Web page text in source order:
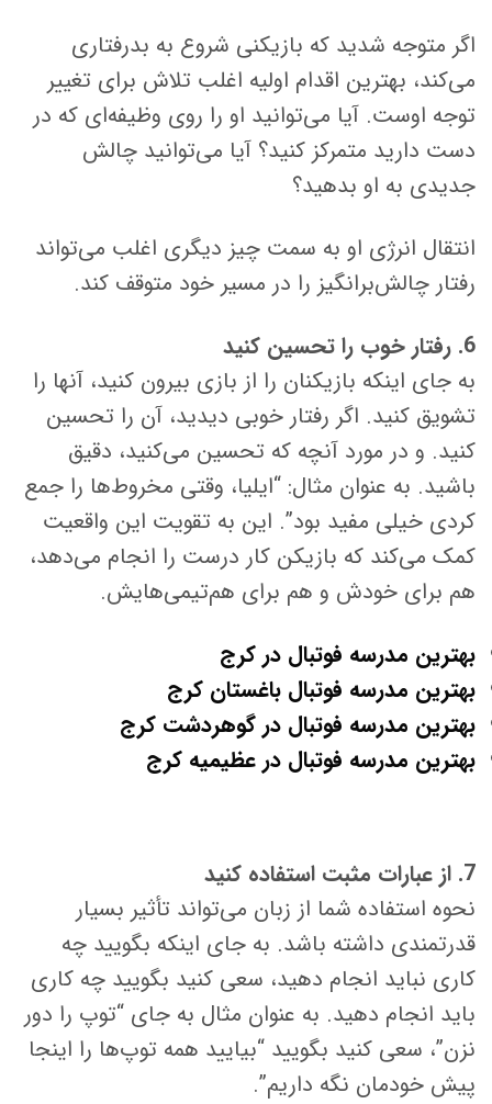
اگر متوجه شدید که بازیکنی شروع به بدرفتاری
می‌کند، بهترین اقدام اولیه اغلب تلاش برای تغییر
توجه اوست. آیا می‌توانید او را روی وظیفه‌ای که در
دست دارید متمرکز کنید؟ آیا می‌توانید چالش
جدیدی به او بدهید؟
انتقال انرژی او به سمت چیز دیگری اغلب می‌تواند
رفتار چالش‌برانگیز را در مسیر خود متوقف کند.
6. رفتار خوب را تحسین کنید
به جای اینکه بازیکنان را از بازی بیرون کنید، آنها را
تشویق کنید. اگر رفتار خوبی دیدید، آن را تحسین
کنید. و در مورد آنچه که تحسین می‌کنید، دقیق
باشید. به عنوان مثال: “ایلیا، وقتی مخروط‌ها را جمع
کردی خیلی مفید بود”. این به تقویت این واقعیت
کمک می‌کند که بازیکن کار درست را انجام می‌دهد،
هم برای خودش و هم برای هم‌تیمی‌هایش.
بهترین مدرسه فوتبال در کرج
بهترین مدرسه فوتبال باغستان کرج
بهترین مدرسه فوتبال در گوهردشت کرج
بهترین مدرسه فوتبال در عظیمیه کرج
7. از عبارات مثبت استفاده کنید
نحوه استفاده شما از زبان می‌تواند تأثیر بسیار
قدرتمندی داشته باشد. به جای اینکه بگویید چه
کاری نباید انجام دهید، سعی کنید بگویید چه کاری
باید انجام دهید. به عنوان مثال به جای “توپ را دور
نزن”، سعی کنید بگویید “بیایید همه توپ‌ها را اینجا
پیش خودمان نگه داریم”.